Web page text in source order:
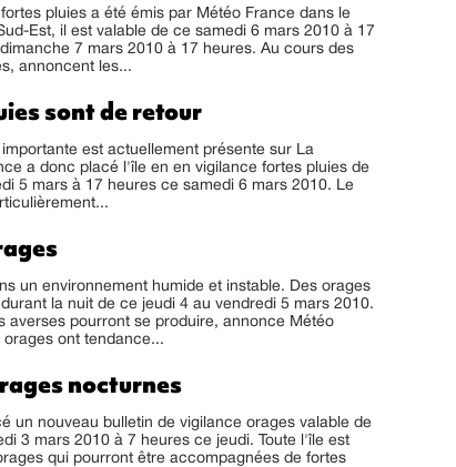
pluies a été émis par Météo France dans le
Est, il est valable de ce samedi 6 mars 2010 à 17
7 mars 2010 à 17 heures. Au cours des
annoncent les...
sont de retour
est actuellement présente sur La
a donc placé l'île en en vigilance fortes pluies de
5 mars à 17 heures ce samedi 6 mars 2010. Le
un environnement humide et instable. Des orages
la nuit de ce jeudi 4 au vendredi 5 mars 2010.
averses pourront se produire, annonce Météo
ont tendance...
nocturnes
un nouveau bulletin de vigilance orages valable de
3 mars 2010 à 7 heures ce jeudi. Toute l'île est
qui pourront être accompagnées de fortes